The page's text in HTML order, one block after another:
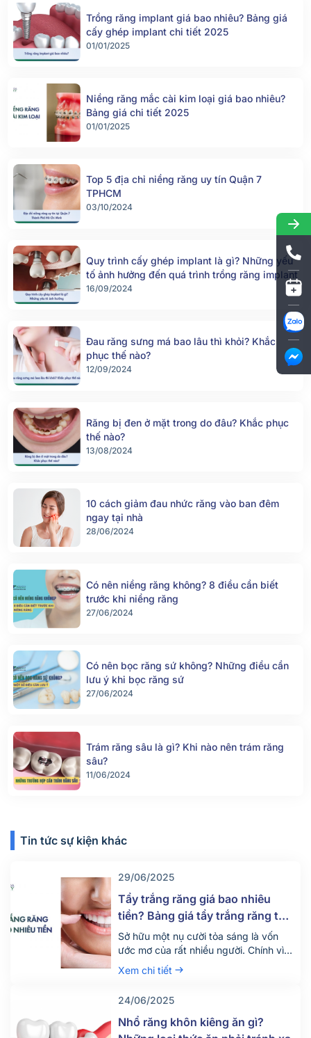
Trồng răng implant giá bao nhiêu? Bảng giá
cấy ghép implant chi tiết 2025
01/01/2025
Niềng răng mắc cài kim loại giá bao nhiêu?
Bảng giá chi tiết 2025
01/01/2025
Top 5 địa chỉ niềng răng uy tín Quận 7
TPHCM
03/10/2024
Quy trình cấy ghép implant là gì? Những yếu
tố ảnh hưởng đến quá trình trồng răng implant
16/09/2024
Đau răng sưng má bao lâu thì khỏi? Khắc
phục thế nào?
12/09/2024
Răng bị đen ở mặt trong do đâu? Khắc phục
thế nào?
13/08/2024
10 cách giảm đau nhức răng vào ban đêm
ngay tại nhà
28/06/2024
Có nên niềng răng không? 8 điều cần biết
trước khi niềng răng
27/06/2024
Có nên bọc răng sứ không? Những điều cần
lưu ý khi bọc răng sứ
27/06/2024
Trám răng sâu là gì? Khi nào nên trám răng
sâu?
11/06/2024
Tin tức sự kiện khác
29/06/2025
Tẩy trắng răng giá bao nhiêu
tiền? Bảng giá tẩy trắng răng tại
nha khoa mới nhất 2025
Sở hữu một nụ cười tỏa sáng là vốn
ước mơ của rất nhiều người. Chính vì
vậy hiện nay có rất nhiều người tìm
đến dịch vụ tẩy trắng răng để thỏa
trắng răng giá bao nhiêu tiền? Quy
trình diễn ra dịch vụ này như […]
Xem chi tiết
24/06/2025
Nhổ răng khôn kiêng ăn gì?